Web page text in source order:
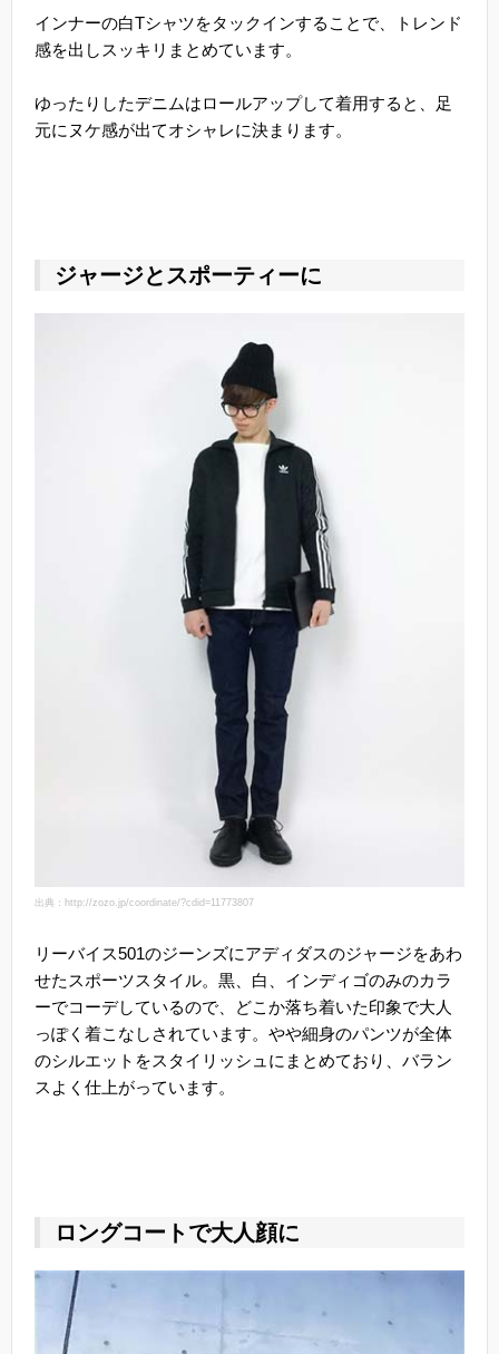
インナーの白Tシャツをタックインすることで、トレンド
感を出しスッキリまとめています。
ゆったりしたデニムはロールアップして着用すると、足
元にヌケ感が出てオシャレに決まります。
ジャージとスポーティーに
出典：http://zozo.jp/coordinate/?cdid=11773807
リーバイス501のジーンズにアディダスのジャージをあわ
せたスポーツスタイル。黒、白、インディゴのみのカラ
ーでコーデしているので、どこか落ち着いた印象で大人
っぽく着こなしされています。やや細身のパンツが全体
のシルエットをスタイリッシュにまとめており、バラン
スよく仕上がっています。
ロングコートで大人顔に